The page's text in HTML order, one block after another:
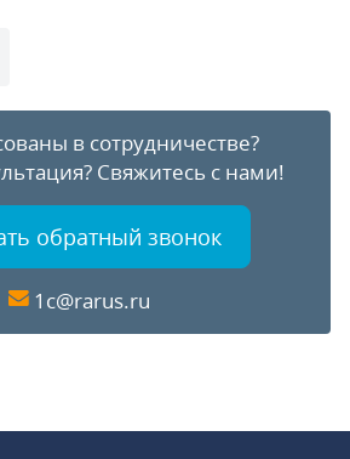
в сотрудничестве?
Свяжитесь с нами!
обратный звонок
1c@rarus.ru